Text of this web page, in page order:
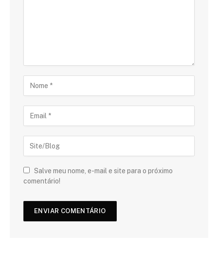
Salve meu nome, e-mail e site para o próximo
comentário!